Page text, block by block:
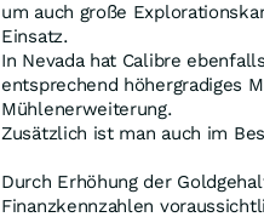
um auch große
Einsatz.
In Nevada hat Calibre
entsprechend höhergradiges
Mühlenerweiterung.
Zusätzlich ist man auch im
Durch Erhöhung der
Finanzkennzahlen